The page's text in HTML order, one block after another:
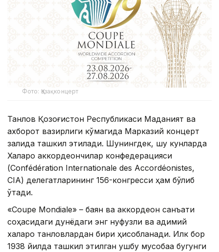
Фото: Қазақконцерт
Танлов Қозоғистон Республикаси Маданият ва
ахборот вазирлиги кўмагида Марказий концерт
залида ташкил этилади. Шунингдек, шу кунларда
Халқаро аккордеончилар конфедерацияси
(Confédération Internationale des Accordéonistes,
CIA) делегатларининг 156-конгресси ҳам бўлиб
ўтади.
«Coupe Mondiale» – баян ва аккордеон санъати
соҳасидаги дунёдаги энг нуфузли ва қадимий
халқаро танловлардан бири ҳисобланади. Илк бор
1938 йилда ташкил этилган ушбу мусобақа бугунги